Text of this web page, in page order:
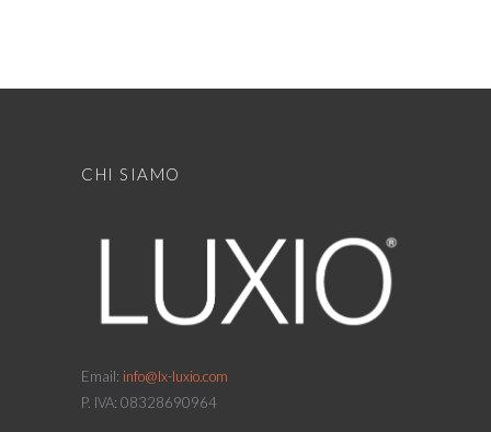
CHI SIAMO
Email: info@lx-luxio.com
P. IVA: 08328690964